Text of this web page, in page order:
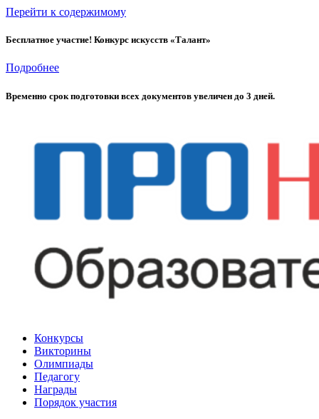
Перейти к содержимому
Бесплатное участие! Конкурс искусств «Талант»
Подробнее
Временно cрок подготовки всех документов увеличен до 3 дней.
Конкурсы
Викторины
Олимпиады
Педагогу
Награды
Порядок участия